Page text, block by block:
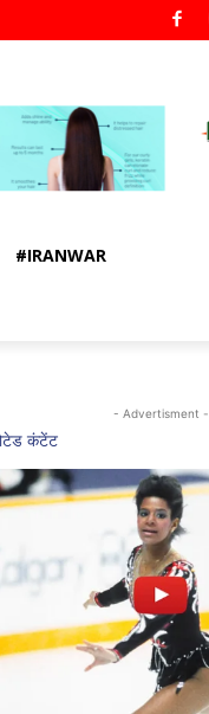
#IRANWAR
- Advertisment -